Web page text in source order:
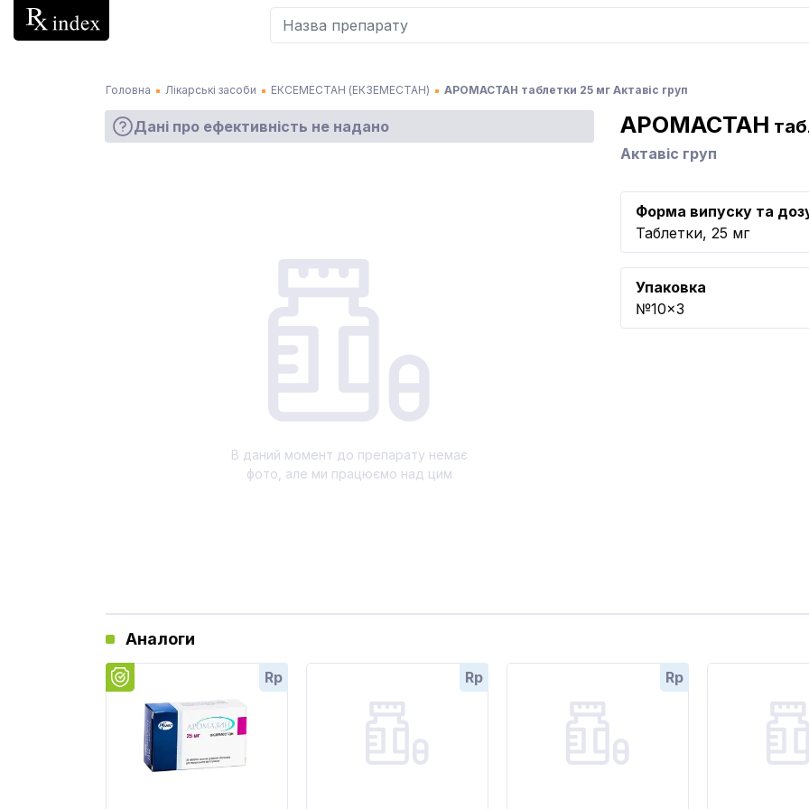
Головна Лікарські засоби ЕКСЕМЕСТАН (ЕКЗЕМЕСТАН) АРОМАСТАН таблетки 25 мг Актавіс груп
Дані про ефективність не надано
В даний момент до препарату немає
фото, але ми працюємо над цим
АРОМАСТАН
Актавіс груп
Форма випуску та
Таблетки, 25 мг
Упаковка
№10x3
Аналоги
Rp Rp Rp